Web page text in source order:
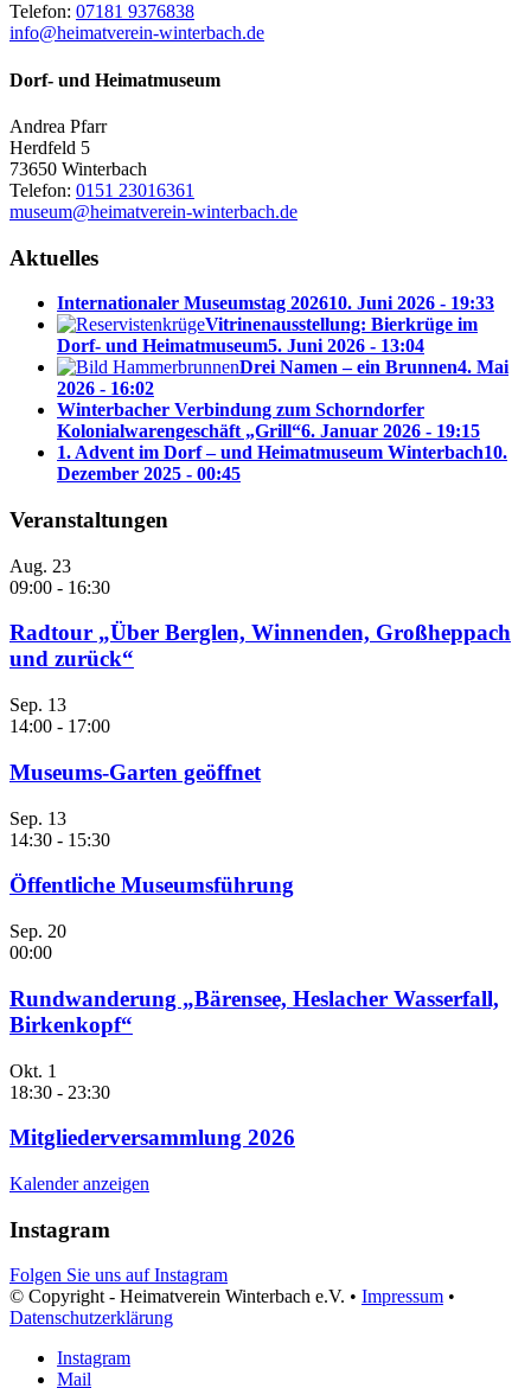
Telefon: 07181 9376838
info@heimatverein-winterbach.de
Dorf- und Heimatmuseum
Andrea Pfarr
Herdfeld 5
73650 Winterbach
Telefon: 0151 23016361
museum@heimatverein-winterbach.de
Aktuelles
Internationaler Museumstag 202610. Juni 2026 - 19:33
Vitrinenausstellung: Bierkrüge im
Dorf- und Heimatmuseum5. Juni 2026 - 13:04
Drei Namen – ein Brunnen4. Mai
2026 - 16:02
Winterbacher Verbindung zum Schorndorfer
Kolonialwarengeschäft „Grill“6. Januar 2026 - 19:15
1. Advent im Dorf – und Heimatmuseum Winterbach10.
Dezember 2025 - 00:45
Veranstaltungen
Aug. 23
09:00 - 16:30
Radtour „Über Berglen, Winnenden, Großheppach
und zurück“
Sep. 13
14:00 - 17:00
Museums-Garten geöffnet
Sep. 13
14:30 - 15:30
Öffentliche Museumsführung
Sep. 20
00:00
Rundwanderung „Bärensee, Heslacher Wasserfall,
Birkenkopf“
Okt. 1
18:30 - 23:30
Mitgliederversammlung 2026
Kalender anzeigen
Instagram
Folgen Sie uns auf Instagram
© Copyright - Heimatverein Winterbach e.V. • Impressum •
Datenschutzerklärung
Instagram
Mail